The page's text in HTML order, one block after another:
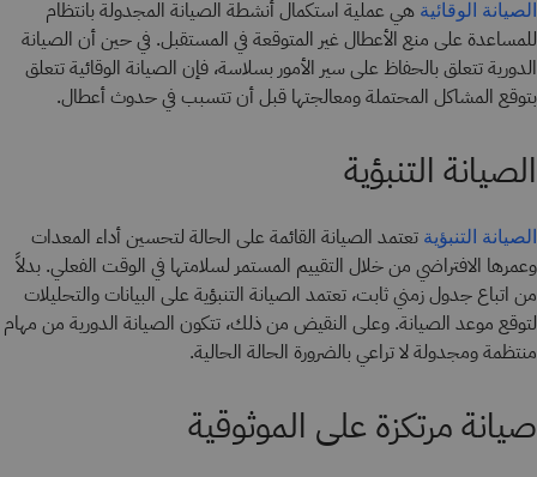
الصيانة الوقائية هي عملية استكمال أنشطة الصيانة المجدولة بانتظام
للمساعدة على منع الأعطال غير المتوقعة في المستقبل. في حين أن الصيانة
الدورية تتعلق بالحفاظ على سير الأمور بسلاسة، فإن الصيانة الوقائية تتعلق
بتوقع المشاكل المحتملة ومعالجتها قبل أن تتسبب في حدوث أعطال.
الصيانة التنبؤية
الصيانة التنبؤية تعتمد الصيانة القائمة على الحالة لتحسين أداء المعدات
وعمرها الافتراضي من خلال التقييم المستمر لسلامتها في الوقت الفعلي. بدلاً
من اتباع جدول زمني ثابت، تعتمد الصيانة التنبؤية على البيانات والتحليلات
لتوقع موعد الصيانة. وعلى النقيض من ذلك، تتكون الصيانة الدورية من مهام
منتظمة ومجدولة لا تراعي بالضرورة الحالة الحالية.
صيانة مرتكزة على الموثوقية